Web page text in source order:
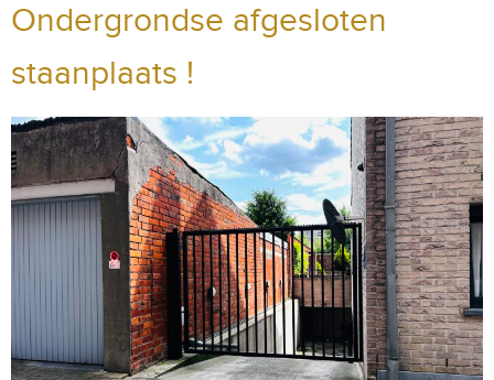
Ondergrondse afgesloten
staanplaats !